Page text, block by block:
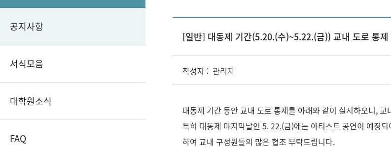
공지사항
서식모음
대학원소식
FAQ
[일반] 대동제 기간(5.20.(수)~5.22.(금)) 교내 도로 통제
작성자 : 관리자
대동제 기간 동안 교내 도로 통제를 아래와 같이 실시하오니,
특히 대동제 마지막날인 5. 22.(금)에는 아티스트 공연이 예정
하여 교내 구성원들의 많은 협조 부탁드립니다.